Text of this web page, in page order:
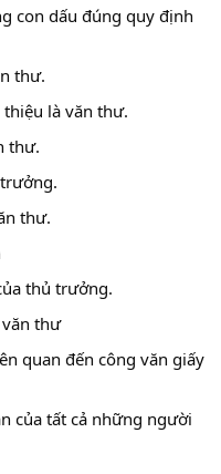
con dấu đúng quy định
thư.
là văn thư.
thư.
thư.
thủ trưởng.
thư
quan đến công văn giấy
của tất cả những người